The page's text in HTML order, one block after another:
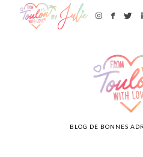
BLOG DE BONNES